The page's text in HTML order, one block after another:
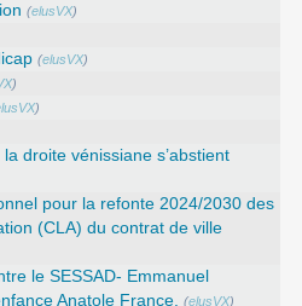
(elusVX)
(elusVX)
)
)
droite vénissiane s’abstient
pour la refonte 2024/2030 des
(CLA) du contrat de ville
le SESSAD- Emmanuel
Anatole France. (elusVX)